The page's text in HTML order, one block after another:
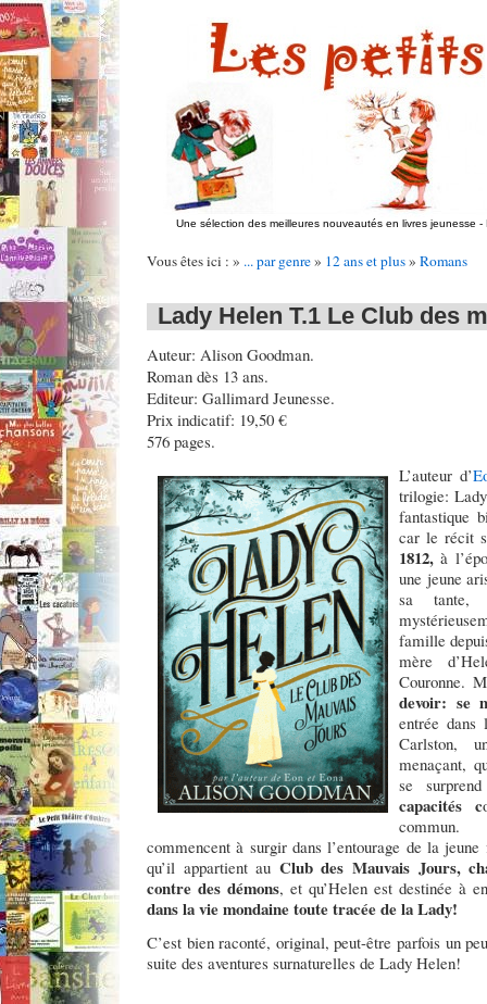
Une sélection des meilleures nouveautés en livres jeunesse -
Vous êtes ici : » ... par genre» 12 ans et plus» Romans
Lady Helen T.1 Le Club des
Auteur: Alison Goodman.
Roman dès 13 ans.
Editeur: Gallimard Jeunesse.
Prix indicatif: 19,50 €
576 pages.
L’auteur d’
trilogie:
fantastique
car le récit
1812, à
une jeune
sa tante,
famille
mère
Couronne.
devoir: se
entrée
Carlston,
menaçant,
se
capacités c
commencent à surgir dans l’entourage de la
qu’il appartient au Club des Mauvais Jours,
contre des démons, et qu’Helen est destinée à
dans la vie mondaine toute tracée de la Lady!
C’est bien raconté, original, peut-être parfois un
suite des aventures surnaturelles de Lady Helen!